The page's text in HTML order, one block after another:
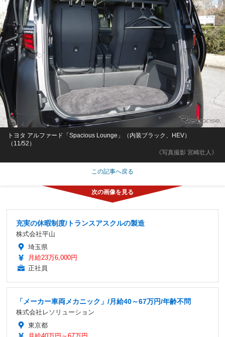
《写真撮影 宮崎壮人》
トヨタ アルファード「Spacious Lounge」（内装ブラック、HEV）
（11/52）
この記事へ戻る
充実の休暇制度/トランスアスクルの製造
株式会社平山
埼玉県
月給23万6,000円
正社員
「メーカー車両メカニック」/月給40～67万円/年齢不問
株式会社レソリューション
東京都